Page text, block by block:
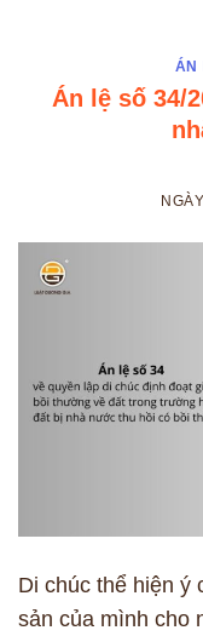
ÁN
Án lệ số 34/
Di chúc thể hiện ý
sản của mình cho